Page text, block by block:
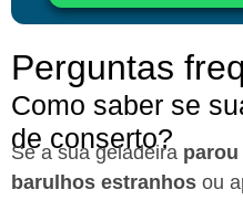
Perguntas
Como saber se
de conserto?
Se a sua geladeira parou
barulhos estranhos ou